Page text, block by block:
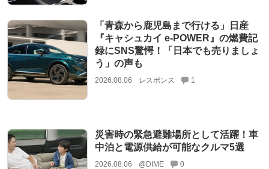
「青森から鹿児島まで行ける」日産
『キャシュカイ e-POWER』の燃費記
録にSNS驚愕！「日本でも売りましょ
う」の声も
2026.08.06 レスポンス 1
災害時の緊急避難場所として活躍！車
中泊と電源供給が可能なクルマ5選
2026.08.06 @DIME 0